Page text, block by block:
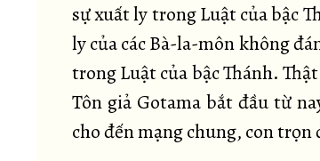
sự xuất ly trong Luật của bậc
ly của các Bà-la-môn không
trong Luật của bậc Thánh.
Tôn giả Gotama bắt đầu từ
cho đến mạng chung, con